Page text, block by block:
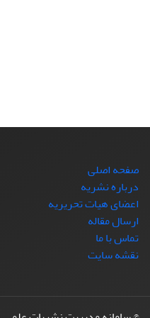
صفحه اصلی
درباره نشریه
اعضای هیات تحریریه
ارسال مقاله
تماس با ما
نقشه سایت